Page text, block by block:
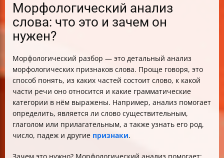
Морфологический анализ
слова: что это и зачем он
нужен?
Морфологический разбор — это детальный анализ
морфологических признаков слова. Проще говоря, это
способ понять, из каких частей состоит слово, к какой
части речи оно относится и какие грамматические
категории в нём выражены. Например, анализ помогает
определить, является ли слово существительным,
глаголом или прилагательным, а также узнать его род,
число, падеж и другие признаки.